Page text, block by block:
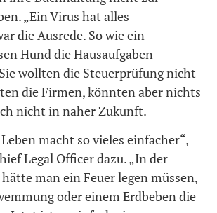
„Ein Virus hat alles
die Ausrede. So wie ein
Hund die Hausaufgaben
wollten die Steuerprüfung nicht
die Firmen, könnten aber nichts
nicht in naher Zukunft.
macht so vieles einfacher“,
Legal Officer dazu. „In der
man ein Feuer legen müssen,
oder einem Erdbeben die